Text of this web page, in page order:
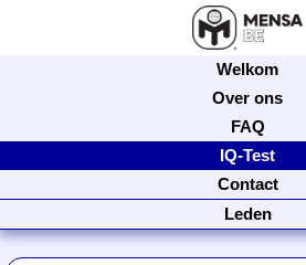
Welkom
Over ons
FAQ
IQ-Test
Contact
Leden